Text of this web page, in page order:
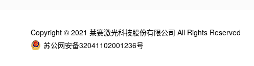
Copyright © 2021 莱赛激光科技股份有限公司 All Rights Reserved
苏公网安备32041102001236号